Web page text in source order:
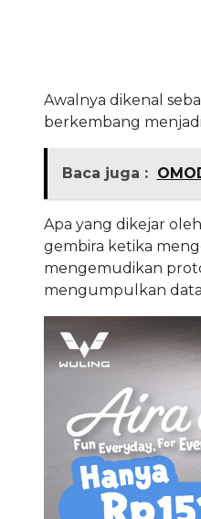
Awalnya dikenal
berkembang
Baca juga :
Apa yang dikejar
gembira ketika
mengemudikan
mengumpulkan